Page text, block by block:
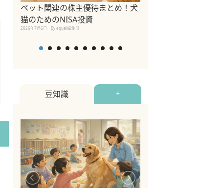
ペット関連の株主優待まとめ！犬
猫のためのNISA投資
2026年7月6日 By equall編集部
豆知識 +